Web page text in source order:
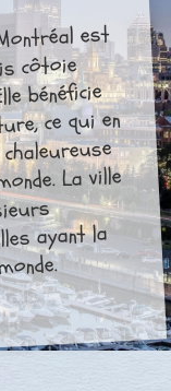
est
côtoie
bénéficie
ce qui en
La ville
ayant la